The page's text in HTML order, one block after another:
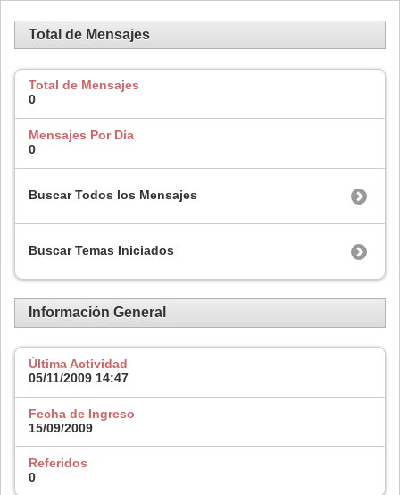
Total de Mensajes
Total de Mensajes
0
Mensajes Por Día
0
Buscar Todos los Mensajes
Buscar Temas Iniciados
Información General
Última Actividad
05/11/2009 14:47
Fecha de Ingreso
15/09/2009
Referidos
0